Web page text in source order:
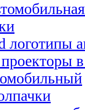
логотипы